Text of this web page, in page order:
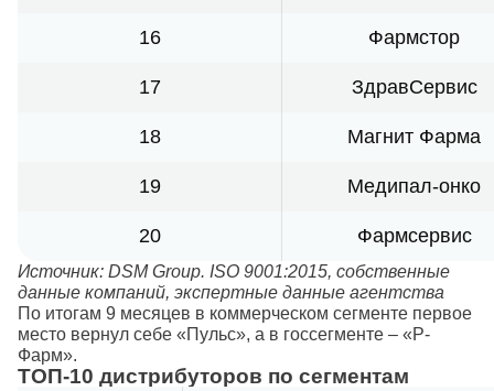
16 Фармстор
17 ЗдравСервис
18 Магнит Фарма
19 Медипал-онко
20 Фармсервис
Источник: DSM Group. ISO 9001:2015, собственные
данные компаний, экспертные данные агентства
По итогам 9 месяцев в коммерческом сегменте первое
место вернул себе «Пульс», а в госсегменте – «Р-
Фарм».
ТОП-10 дистрибуторов по сегментам